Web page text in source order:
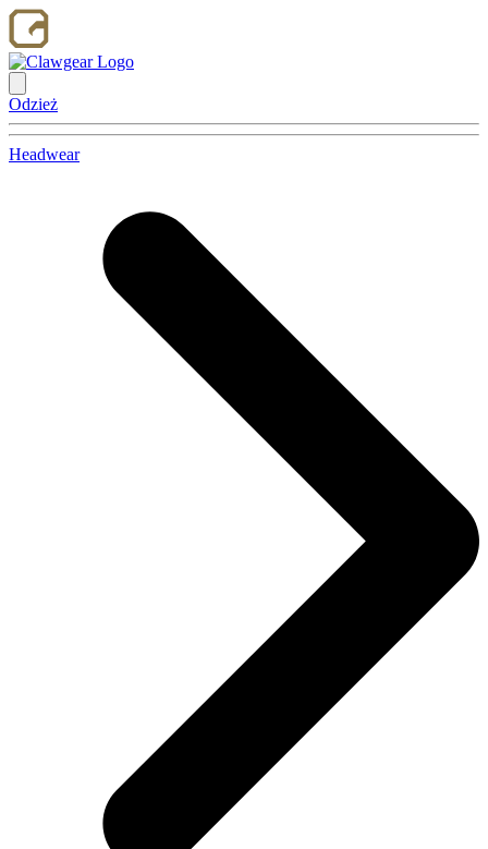
Odzież
Headwear